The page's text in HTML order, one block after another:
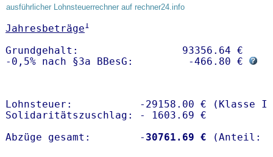
ausführlicher Lohnsteuerrechner auf rechner24.info
Jahresbeträge1
Grundgehalt:                 93356.64 €
-0,5% nach §3a BBesG:         -466.80 €
Lohnsteuer:           -29158.00 € (Klasse I)
Solidaritätszuschlag: - 1603.69 €
Abzüge gesamt:        - 30761.69 €